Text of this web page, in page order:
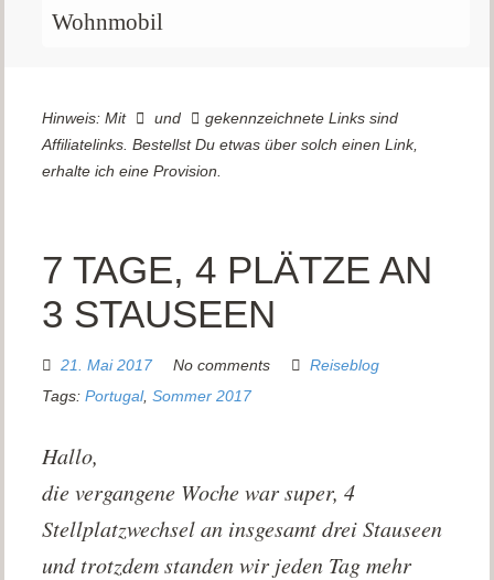
Wohnmobil
Hinweis: Mit und
gekennzeichnete Links sind
Affiliatelinks. Bestellst Du etwas über solch einen Link,
erhalte ich eine Provision.
7 TAGE, 4 PLÄTZE AN
3 STAUSEEN
21. Mai 2017 No comments
Reiseblog
Tags:Portugal,Sommer 2017
Hallo,
die vergangene Woche war super, 4
Stellplatzwechsel an insgesamt drei Stauseen
und trotzdem standen wir jeden Tag mehr